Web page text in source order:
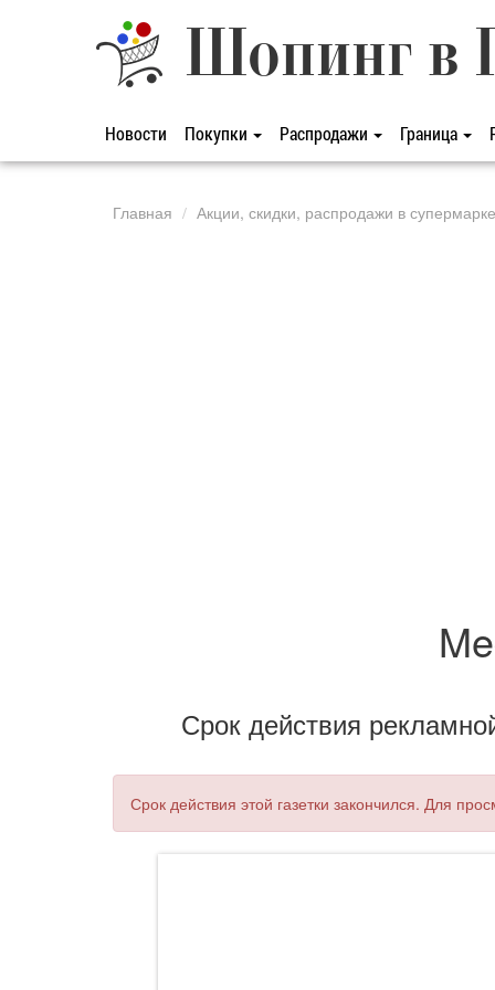
Шопинг в
Новости Покупки Распродажи Граница
Главная Акции, скидки, распродажи в
Срок действия
Срок действия этой газетки закончился. Для